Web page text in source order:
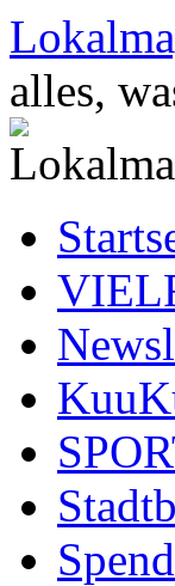
Zum
Inhalt
springen
alles,